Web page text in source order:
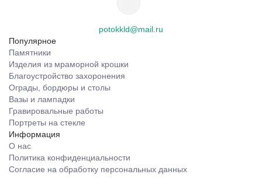
potokkld@mail.ru
Популярное
Памятники
Изделия из мраморной крошки
Благоустройство захоронения
Ограды, бордюры и столы
Вазы и лампадки
Гравировальные работы
Портреты на стекле
Информация
О нас
Политика конфиденциальности
Согласие на обработку персональных данных